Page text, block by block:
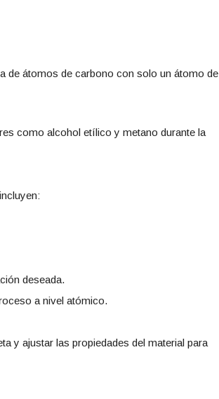
de átomos de carbono con solo un átomo de
como alcohol etílico y metano durante la
deseada.
a nivel atómico.
y ajustar las propiedades del material para